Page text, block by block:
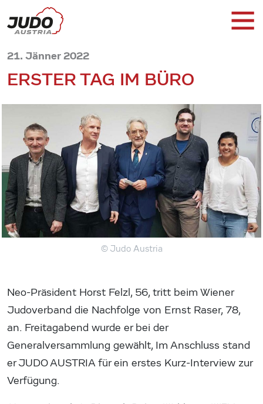
21. Jänner 2022
ERSTER TAG IM BÜRO
© Judo Austria
Neo-Präsident Horst Felzl, 56, tritt beim Wiener
Judoverband die Nachfolge von Ernst Raser, 78,
an. Freitagabend wurde er bei der
Generalversammlung gewählt, Im Anschluss stand
er JUDO AUSTRIA für ein erstes Kurz-Interview zur
Verfügung.